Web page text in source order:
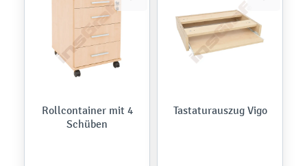
Rollcontainer mit 4
Schüben
Tastaturauszug Vigo